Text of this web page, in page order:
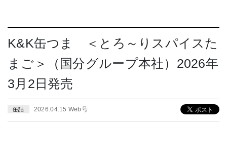
K&K缶つま ＜とろ～りスパイスた
まご＞（国分グループ本社）2026年
3月2日発売
缶詰 2026.04.15 Web号